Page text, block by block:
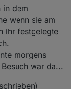
in dem
wenn sie am
ihr festgelegte
morgens
war da...